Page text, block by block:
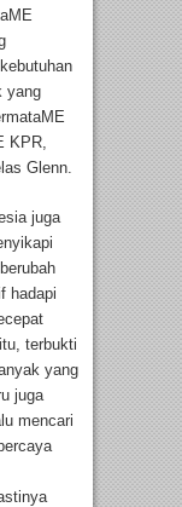
yang
KPR,
Glenn.
juga
hadapi
terbukti
yang
juga
mencari